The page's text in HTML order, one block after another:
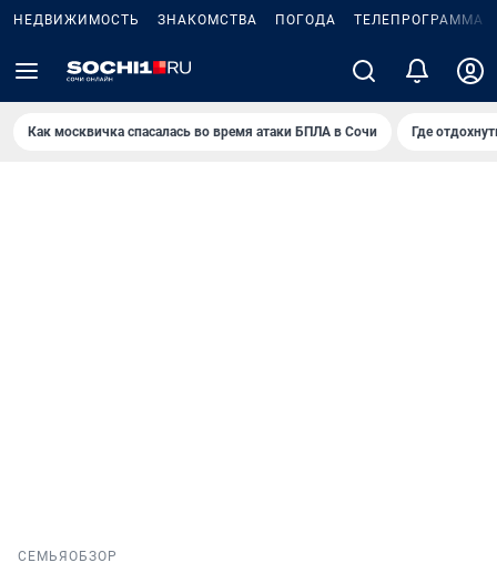
НЕДВИЖИМОСТЬ ЗНАКОМСТВА ПОГОДА ТЕЛЕПРОГРАММА
Как москвичка спасалась во время атаки БПЛА в Сочи Где
СЕМЬЯ ОБЗОР